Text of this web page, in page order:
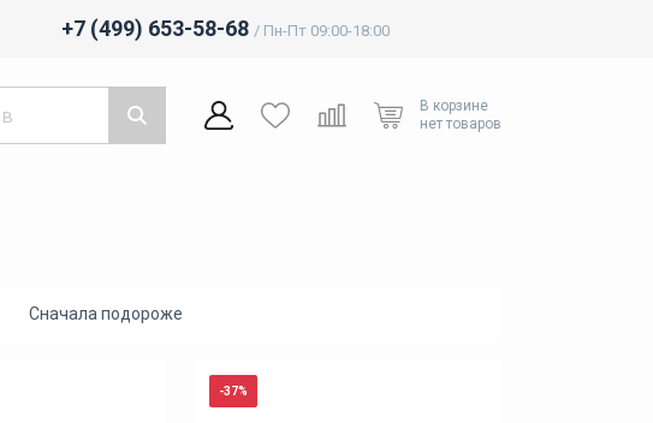
+7 (499) 653-58-68 / Пн-Пт 09:00-18:00
В корзине
нет товаров
Сначала подороже
-37%